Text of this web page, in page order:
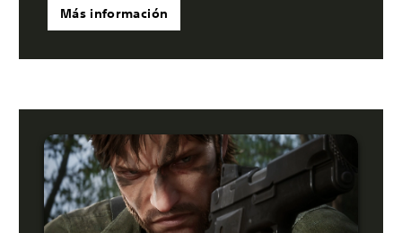
Más información